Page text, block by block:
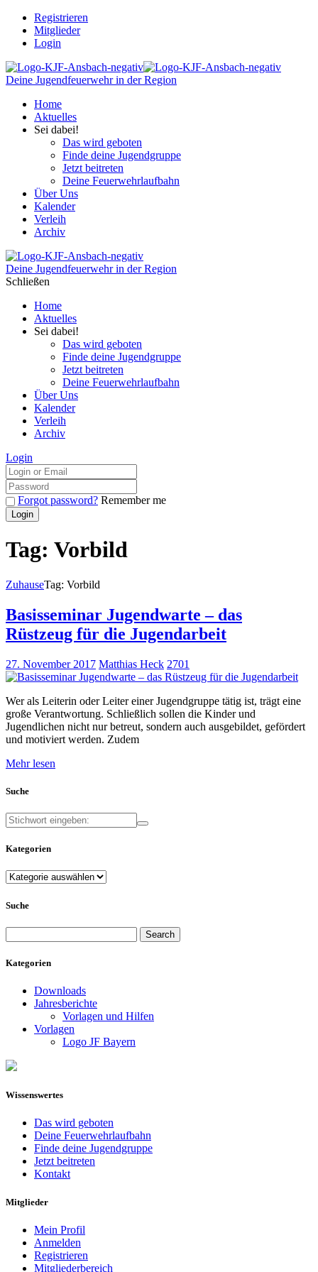
Registrieren
Mitglieder
Login
Deine Jugendfeuerwehr in der Region
Home
Aktuelles
Sei dabei!
Das wird geboten
Finde deine Jugendgruppe
Jetzt beitreten
Deine Feuerwehrlaufbahn
Über Uns
Kalender
Verleih
Archiv
Deine Jugendfeuerwehr in der Region
Schließen
Home
Aktuelles
Sei dabei!
Das wird geboten
Finde deine Jugendgruppe
Jetzt beitreten
Deine Feuerwehrlaufbahn
Über Uns
Kalender
Verleih
Archiv
Login
Forgot password? Remember me
Tag: Vorbild
ZuhauseTag: Vorbild
Basisseminar Jugendwarte – das
Rüstzeug für die Jugendarbeit
27. November 2017 Matthias Heck 2701
Wer als Leiterin oder Leiter einer Jugendgruppe tätig ist, trägt eine
große Verantwortung. Schließlich sollen die Kinder und
Jugendlichen nicht nur betreut, sondern auch ausgebildet, gefördert
und motiviert werden. Zudem
Mehr lesen
Suche
Kategorien
Kategorien
Suche
for:
Kategorien
Downloads
Jahresberichte
Vorlagen und Hilfen
Vorlagen
Logo JF Bayern
Wissenswertes
Das wird geboten
Deine Feuerwehrlaufbahn
Finde deine Jugendgruppe
Jetzt beitreten
Kontakt
Mitglieder
Mein Profil
Anmelden
Registrieren
Mitgliederbereich